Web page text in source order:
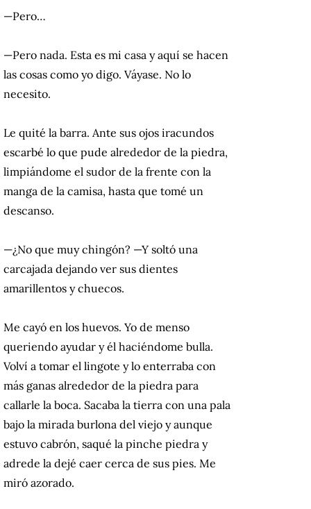
—Pero…
—Pero nada. Esta es mi casa y aquí se hacen
las cosas como yo digo. Váyase. No lo
necesito.
Le quité la barra. Ante sus ojos iracundos
escarbé lo que pude alrededor de la piedra,
limpiándome el sudor de la frente con la
manga de la camisa, hasta que tomé un
descanso.
—¿No que muy chingón? —Y soltó una
carcajada dejando ver sus dientes
amarillentos y chuecos.
Me cayó en los huevos. Yo de menso
queriendo ayudar y él haciéndome bulla.
Volví a tomar el lingote y lo enterraba con
más ganas alrededor de la piedra para
callarle la boca. Sacaba la tierra con una pala
bajo la mirada burlona del viejo y aunque
estuvo cabrón, saqué la pinche piedra y
adrede la dejé caer cerca de sus pies. Me
miró azorado.